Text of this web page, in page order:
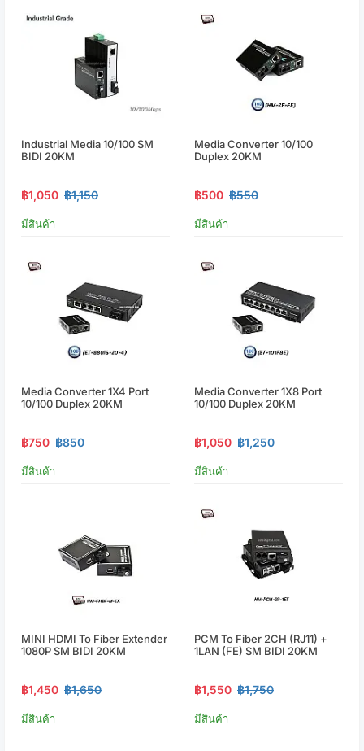
Industrial Media 10/100 SM
BIDI 20KM
฿1,050 ฿1,150
มีสินค้า
Media Converter 10/100
Duplex 20KM
฿500 ฿550
มีสินค้า
Media Converter 1X4 Port
10/100 Duplex 20KM
฿750 ฿850
มีสินค้า
Media Converter 1X8 Port
10/100 Duplex 20KM
฿1,050 ฿1,250
มีสินค้า
MINI HDMI To Fiber Extender
1080P SM BIDI 20KM
฿1,450 ฿1,650
มีสินค้า
PCM To Fiber 2CH (RJ11) +
1LAN (FE) SM BIDI 20KM
฿1,550 ฿1,750
มีสินค้า